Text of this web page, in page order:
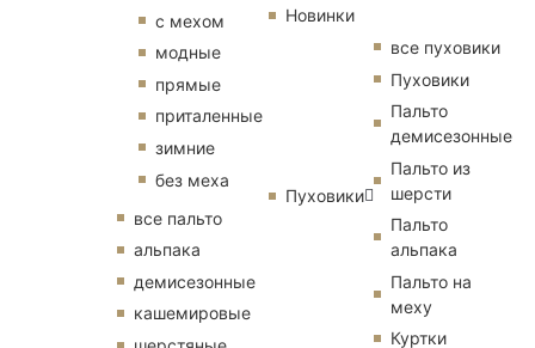
с мехом
модные
прямые
приталенные
зимние
без меха
все пальто
альпака
демисезонные
кашемировые
Новинки
Пуховики
все пуховики
Пуховики
Пальто
демисезонные
Пальто из
шерсти
Пальто
альпака
Пальто на
меху
Куртки